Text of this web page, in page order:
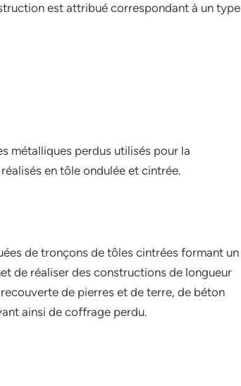
est attribué correspondant à un type
métalliques perdus utilisés pour la
en tôle ondulée et cintrée.
de tronçons de tôles cintrées formant un
de réaliser des constructions de longueur
de pierres et de terre, de béton
ainsi de coffrage perdu.